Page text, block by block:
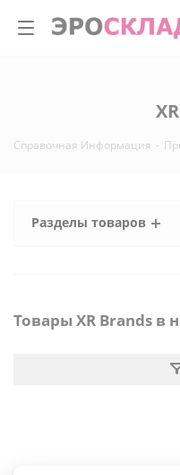
Справочная Информация -
Разделы товаров
Товары XR Brands в